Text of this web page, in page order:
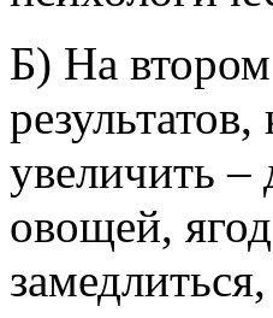
Б) На втором
увеличить
овощей,